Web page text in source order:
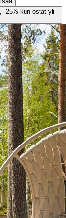
-25% kun ostat yli